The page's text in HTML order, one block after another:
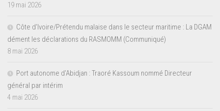
19 mai 2026
Côte d’Ivoire/Prétendu malaise dans le secteur maritime : La DGAM
dément les déclarations du RASMOMM (Communiqué)
8 mai 2026
Port autonome d’Abidjan : Traoré Kassoum nommé Directeur
général par intérim
4 mai 2026